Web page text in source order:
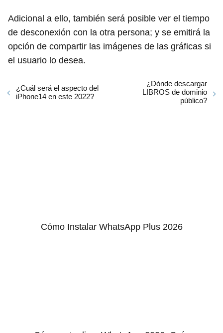
Adicional a ello, también será posible ver el tiempo
de desconexión con la otra persona; y se emitirá la
opción de compartir las imágenes de las gráficas si
el usuario lo desea.
¿Cuál será el aspecto del
iPhone14 en este 2022?
¿Dónde descargar
LIBROS de dominio
público?
Cómo Instalar WhatsApp Plus 2026